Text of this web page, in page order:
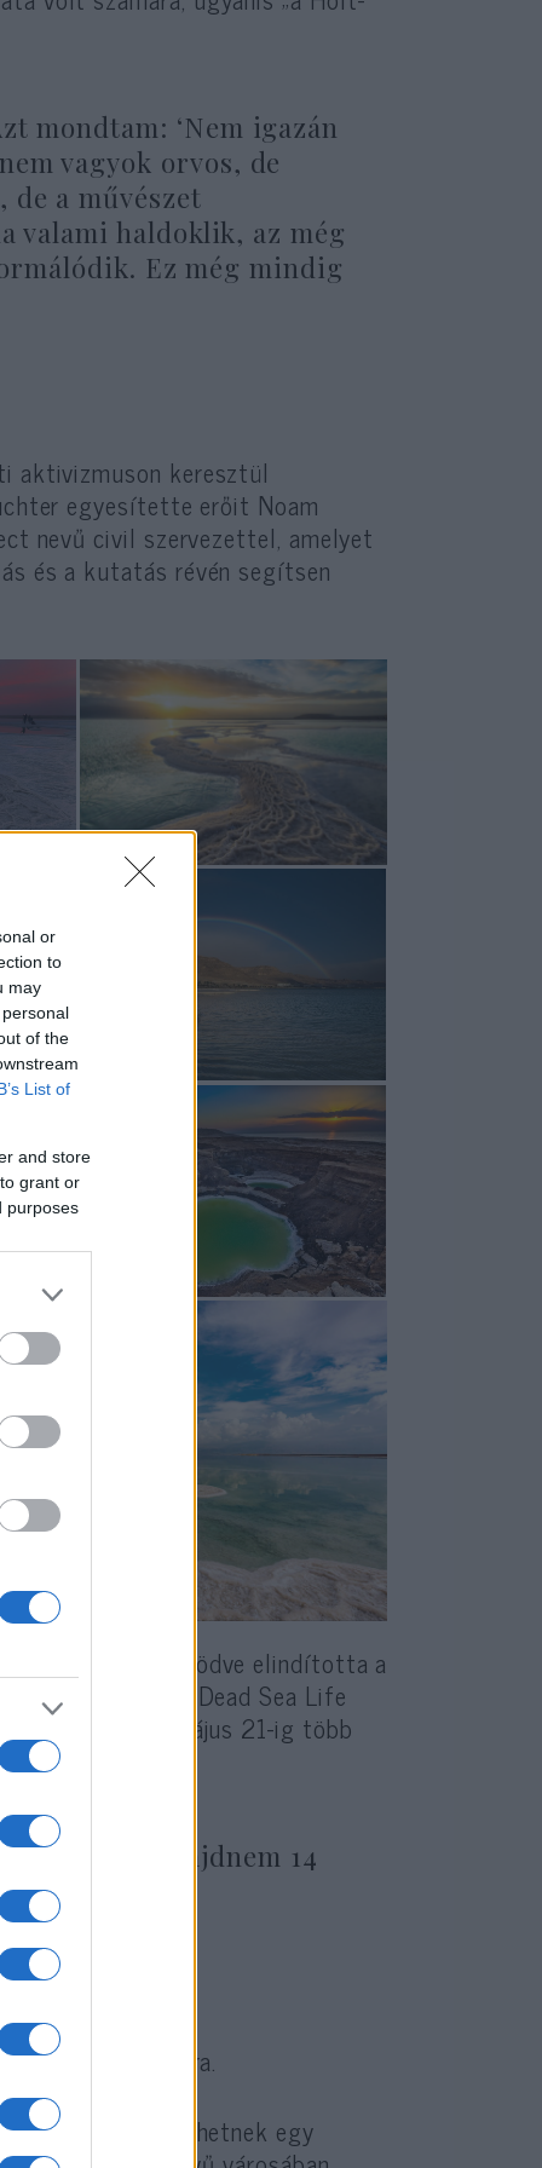
or
to
may
of the
List of
and store
grant or
purposes
mondtam: ‘Nem igazán
vagyok orvos, de
a művészet
valami haldoklik, az még
Ez még mindig
aktivizmuson keresztül
egyesítette erőit Noam
nevű civil szervezettel, amelyet
és a kutatás révén segítsen
együttműködve elindította a
A Dead Sea Life
meg, és május 21-ig több
hiszem, majdnem 14
le a legjobb fotóra.
ki, akik részt vehetnek egy